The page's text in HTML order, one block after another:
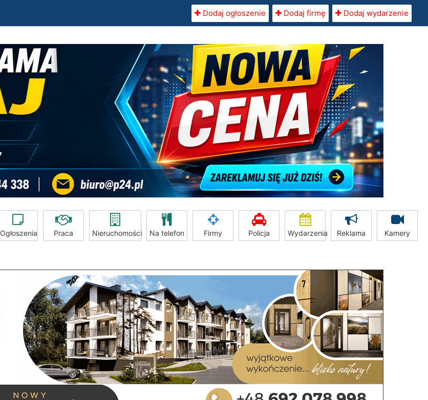
Dodaj ogłoszenie Dodaj firmę Dodaj wydarzenie
Ogłoszenia Praca Nieruchomości Na telefon Firmy Policja Wydarzenia Reklama Kamery